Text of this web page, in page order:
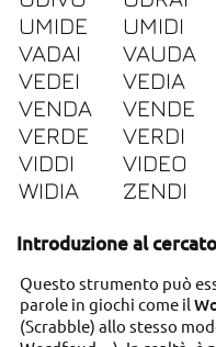
UMIDE
UMIDI
VADAI
VAUDA
VEDEI
VEDIA
VENDA
VENDE
VERDE
VERDI
VIDDI
VIDEO
WIDIA
ZENDI
Introduzione al
Questo strumento può
parole in giochi come il
(Scrabble) allo stesso